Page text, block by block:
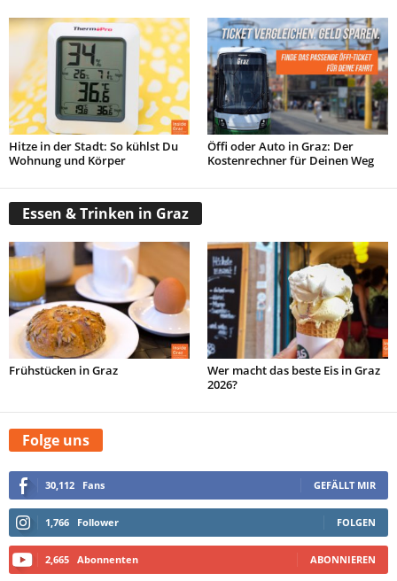
Hitze in der Stadt: So kühlst Du
Wohnung und Körper
Öffi oder Auto in Graz: Der
Kostenrechner für Deinen Weg
Essen & Trinken in Graz
Frühstücken in Graz
Wer macht das beste Eis in Graz
2026?
Folge uns
30,112 Fans GEFÄLLT MIR
1,766 Follower FOLGEN
2,665 Abonnenten ABONNIEREN